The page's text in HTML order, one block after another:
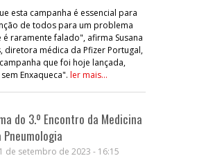
esta campanha é essencial para
de todos para um problema
é raramente falado", afirma Susana
diretora médica da Pfizer Portugal,
que foi hoje lançada,
Enxaqueca". ler mais...
do 3.º Encontro da Medicina
de setembro de 2023 - 16:15